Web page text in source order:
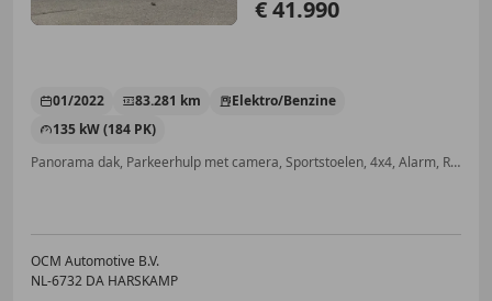
€ 41.990
01/2022 83.281 km
Elektro/Benzine
135 kW (184 PK)
Panorama dak, Parkeerhulp met camera, Sportstoelen, 4x4, Alarm, Roetfilter, Bandenspanningscontrole, Grootlichtassistent
OCM Automotive B.V.
NL-6732 DA HARSKAMP